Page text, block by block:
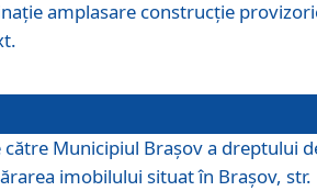
amplasare construcție
către Municipiul Brașov a dreptului
imobilului situat în Brașov, str.